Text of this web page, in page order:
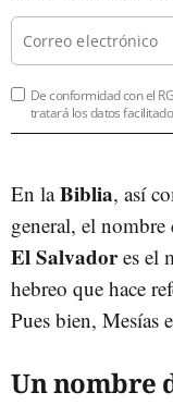
De conformidad con el
tratará los datos
En laBiblia, así
general, el nombre
El Salvadores el
hebreo que hace
Pues bien, Mesías
Un nombre